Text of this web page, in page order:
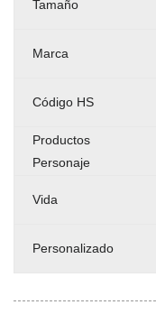
Tamaño
Marca
Código HS
Productos
Personaje
Vida
Personalizado